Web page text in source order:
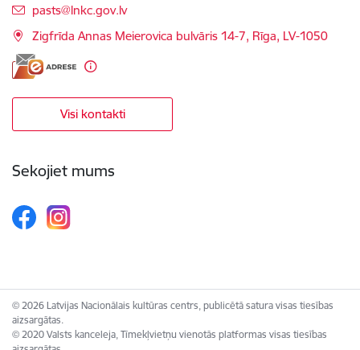
E-pasts:
pasts@lnkc.gov.lv
Zigfrīda Annas Meierovica bulvāris 14-7, Rīga, LV-1050
Visi kontakti
Sekojiet mums
© 2026 Latvijas Nacionālais kultūras centrs, publicētā satura visas tiesības
aizsargātas.
© 2020 Valsts kanceleja, Tīmekļvietņu vienotās platformas visas tiesības